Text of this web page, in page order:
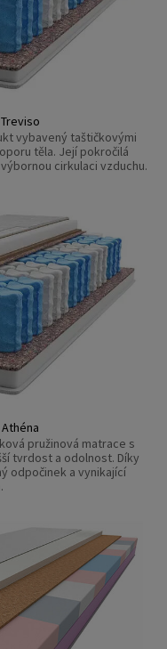
vybavený taštičkovými
těla. Její pokročilá
cirkulaci vzduchu.
pružinová matrace s
tvrdost a odolnost. Díky
odpočinek a vynikající